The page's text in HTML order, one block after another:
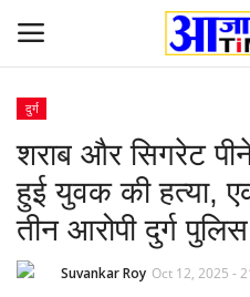
Home
दुर्ग
शराब और सिगरेट
हुई युवक की हत्या,
तीन आरोपी दुर्ग
Suvankar Roy Oct 12, 2025 -